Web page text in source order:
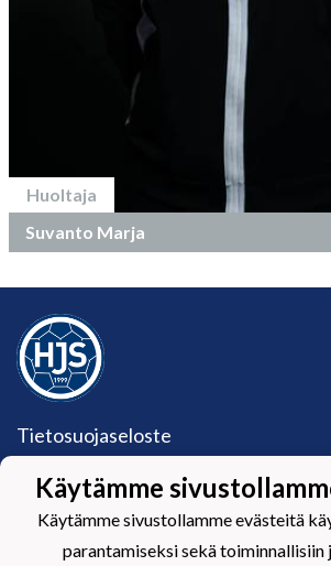
Huoltaja
Suvanto Marja
Tietosuojaseloste
Hämeenlinnan Jalkapalloseura Ry
Härkätie 17, 13600 Hämeenlinna
Y-tunnus: 1582099-2
toimisto@hjs.fi / 045 120 5771
Käytämme
Käytämme sivustollamme evästeitä
parantamiseksi sekä